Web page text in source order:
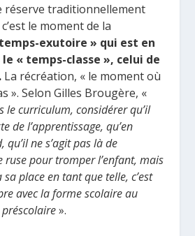
réserve traditionnellement
le moment de la
exutoire » qui est en
« temps-classe », celui de
La récréation, « le moment où
». Selon Gilles Brougère, «
le curriculum, considérer qu’il
de l’apprentissage, qu’en
ne s’agit pas là de
ruse pour tromper l’enfant, mais
sa place en tant que telle, c’est
avec la forme scolaire au
préscolaire».